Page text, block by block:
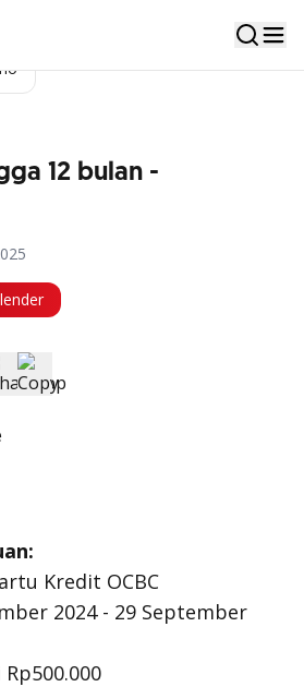
12 bulan -
Kredit OCBC
2024 - 29 September